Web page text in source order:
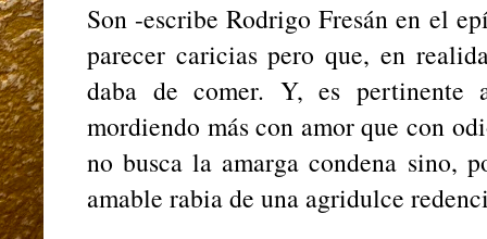
Son -escribe Rodrigo Fresán en el
parecer caricias pero que, en
daba de comer. Y, es pertinente
mordiendo más con amor que con
no busca la amarga condena sino,
amable rabia de una agridulce